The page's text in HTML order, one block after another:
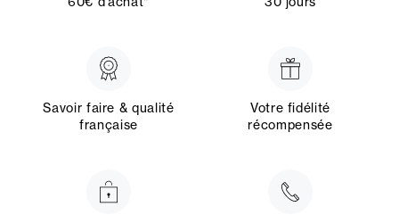
Savoir faire & qualité
française
Votre fidélité
récompensée